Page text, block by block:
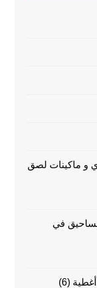
التغليف بالسلوفان للعلب 3 دي و ماكينات لصق
مساحيق في
(6)